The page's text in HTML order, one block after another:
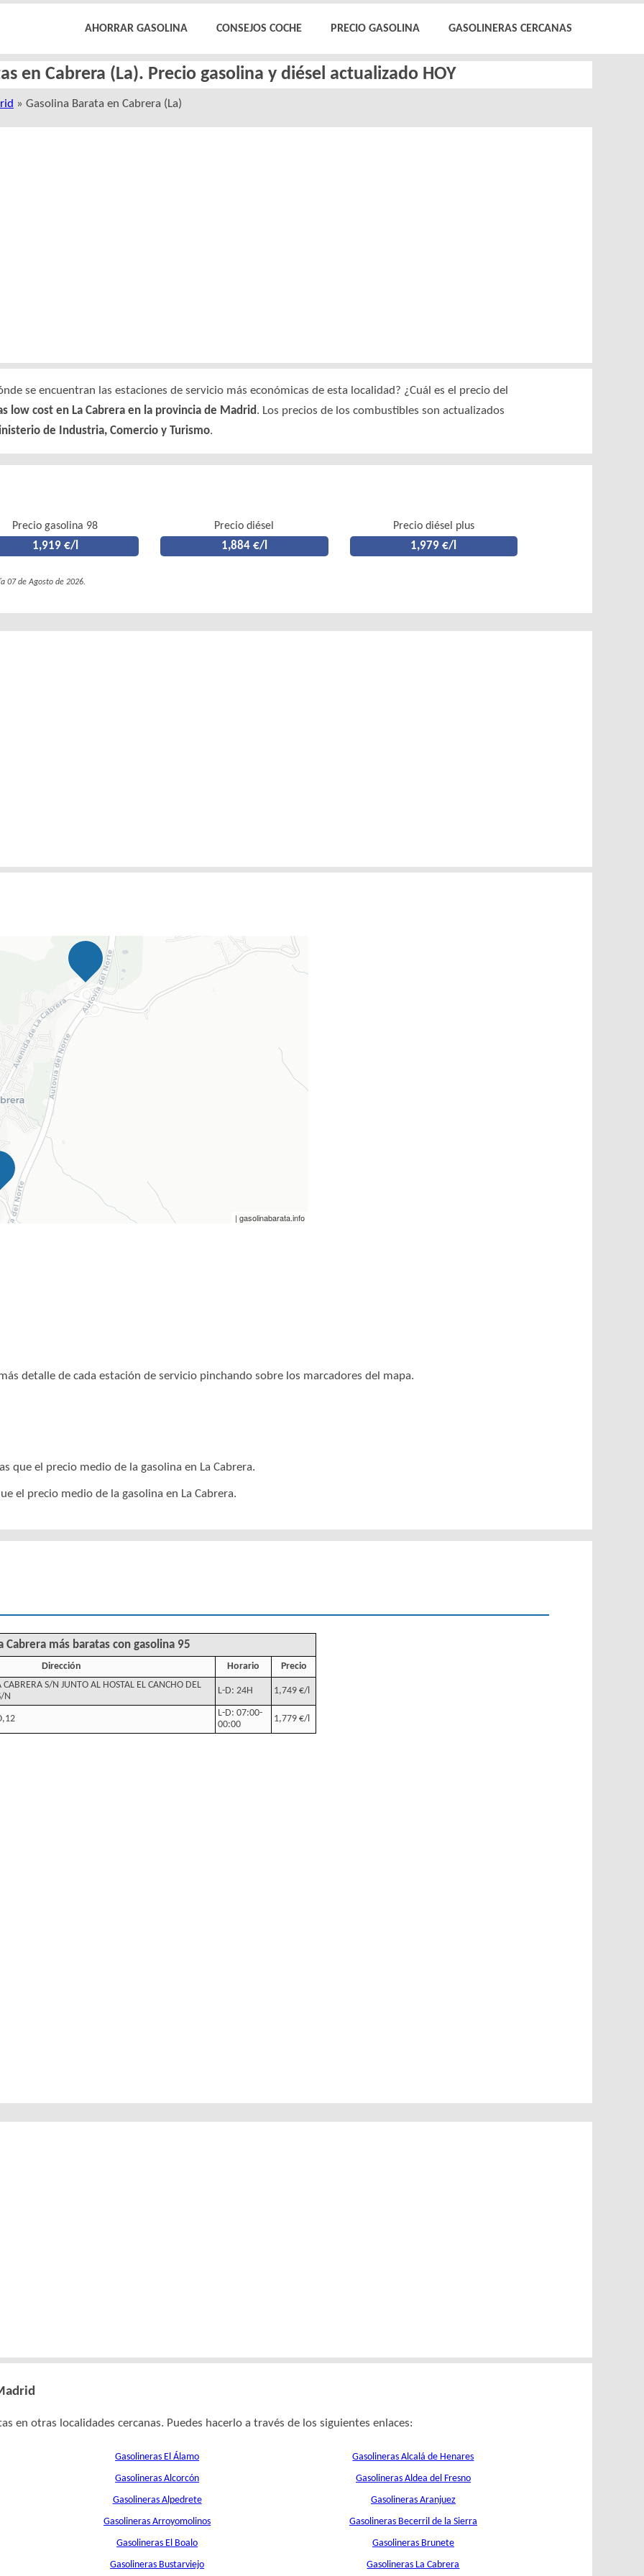
AHORRAR GASOLINA CONSEJOS COCHE PRECIO GASOLINA GASOLINERAS CERCANAS
en Cabrera (La). Precio gasolina y diésel actualizado HOY
» Gasolina Barata en Cabrera (La)
se encuentran las estaciones de servicio más económicas de esta localidad? ¿Cuál es el precio del
low cost en La Cabrera en la provincia de Madrid. Los precios de los combustibles son actualizados
de Industria, Comercio y Turismo.
Precio gasolina 98
1,919 €/l
Precio diésel
1,884 €/l
Precio diésel plus
1,979 €/l
07 de Agosto de 2026.
| gasolinabarata.info
detalle de cada estación de servicio pinchando sobre los marcadores del mapa.
que el precio medio de la gasolina en La Cabrera.
el precio medio de la gasolina en La Cabrera.
Cabrera más baratas con gasolina 95
Dirección Horario
Precio
S/N JUNTO AL HOSTAL EL CANCHO DEL
N
L-D: 24H 1,749 €/l
L-D: 07:00-
00:00
1,779 €/l
en otras localidades cercanas. Puedes hacerlo a través de los siguientes enlaces:
Gasolineras El Álamo Gasolineras Alcalá de Henares
Gasolineras Alcorcón Gasolineras Aldea del Fresno
Gasolineras Alpedrete Gasolineras Aranjuez
Gasolineras Arroyomolinos Gasolineras Becerril de la Sierra
Gasolineras El Boalo Gasolineras Brunete
Gasolineras Bustarviejo Gasolineras La Cabrera